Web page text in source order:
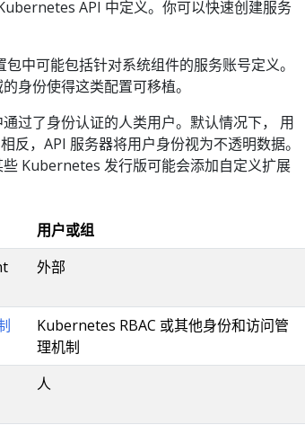
API 中定义。你可以快速创建服务
中可能包括针对系统组件的服务账号定义。
身份使得这类配置可移植。
过了身份认证的人类用户。默认情况下， 用
，API 服务器将用户身份视为不透明数据。
Kubernetes 发行版可能会添加自定义扩展
用户或组
外部
Kubernetes RBAC 或其他身份和访问管
理机制
人